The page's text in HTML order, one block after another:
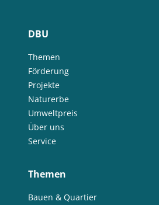
DBU
Themen
Förderung
Projekte
Naturerbe
Umweltpreis
Über uns
Service
Themen
Bauen & Quartier